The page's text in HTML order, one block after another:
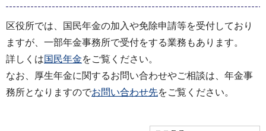
区役所では、国民年金の加入や免除申請等を受付しており
ますが、一部年金事務所で受付をする業務もあります。
詳しくは国民年金をご覧ください。
なお、厚生年金に関するお問い合わせやご相談は、年金事
務所となりますのでお問い合わせ先をご覧ください。